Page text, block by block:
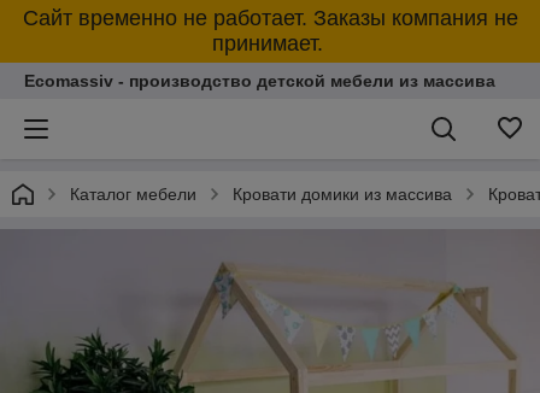
Сайт временно не работает. Заказы компания не
принимает.
Ecomassiv - производство детской мебели из массива
Каталог мебели Кровати домики из массива